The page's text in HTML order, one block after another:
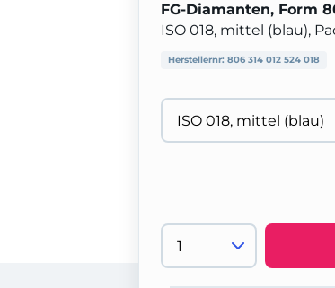
FG-Diamanten, Form
ISO 018, mittel (blau),
Herstellernr: 806 314 012 524 018